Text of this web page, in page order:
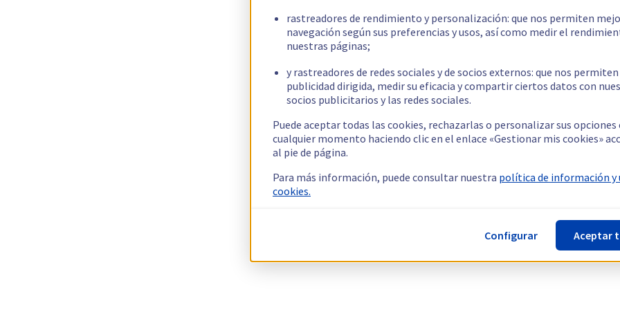
rastreadores de rendimiento y personalización: que nos permiten
navegación según sus preferencias y usos, así como medir el
nuestras páginas;
y rastreadores de redes sociales y de socios externos: que nos
publicidad dirigida, medir su eficacia y compartir ciertos datos con
socios publicitarios y las redes sociales.
Puede aceptar todas las cookies, rechazarlas o personalizar sus opciones
cualquier momento haciendo clic en el enlace «Gestionar mis cookies»
al pie de página.
Para más información, puede consultar nuestra política de información y
cookies.
Configurar Aceptar